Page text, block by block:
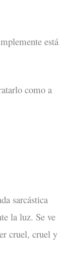
está
como a
sarcástica
la luz. Se ve
cruel, cruel y